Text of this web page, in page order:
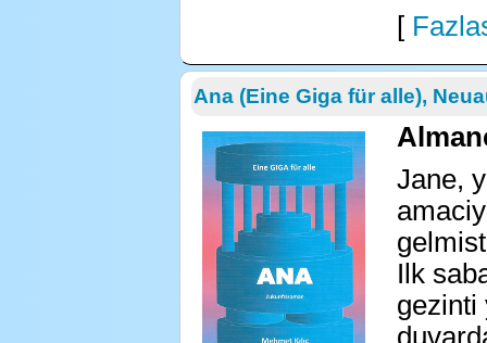
[
Ana (Eine Giga für alle),
Jane,
Ilk
gezinti